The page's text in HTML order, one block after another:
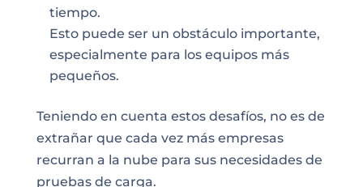
tiempo.
Esto puede ser un obstáculo importante,
especialmente para los equipos más
pequeños.
Teniendo en cuenta estos desafíos, no es de
extrañar que cada vez más empresas
recurran a la nube para sus necesidades de
pruebas de carga.